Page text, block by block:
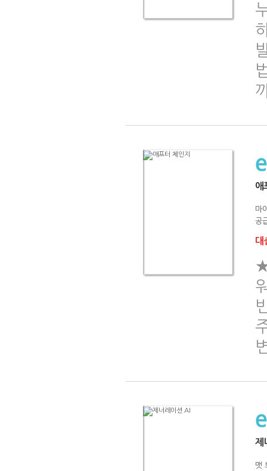
애
마
공
대
제
맷